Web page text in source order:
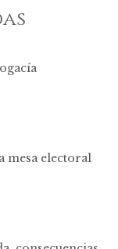
mesa electoral